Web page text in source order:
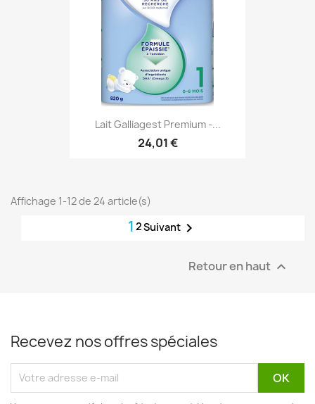
Lait Galliagest Premium -...
24,01 €
Affichage 1-12 de 24 article(s)
1 2Suivant 
Retour en haut 
Recevez nos offres spéciales